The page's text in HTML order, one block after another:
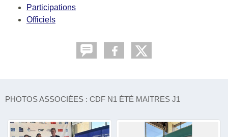
Participations
Officiels
PHOTOS ASSOCIÉES : CDF N1 ÉTÉ MAITRES J1